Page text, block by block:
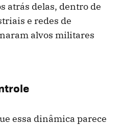
atrás delas, dentro de
e redes de
alvos militares
essa dinâmica parece